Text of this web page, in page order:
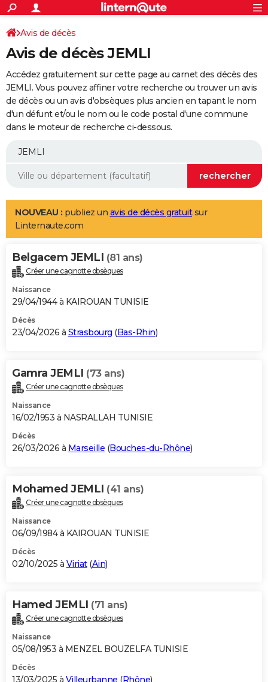
ACTUALITÉS
Politique
Société
Faits Divers
Education
Monde
Villes
+
SPORT
Coupe du monde 2026
Football
Tennis
Cyclisme
Rugby
Forum
Programme TV
TNT
Streaming
Cinéma
Sorties cinéma
Musique
+
FINANCE
Retraite
Impôts
Epargne
Immobilier
Risques naturels par ville
Banque
Assurance
Crédit
AUTO
Essais
Réserver un essai
Citadines
Berlines
SUV
Forum auto
+
Mobiles
Meilleur smartphone
Internet
Ordinateurs
Jeux vidéo
Guide high-tech
Aménagement intérieur
LIFESTYLE
Art de vivre
Bien-être
Loisirs
Mode
Modes de vie
Alimentation
Guide de la santé
Maladies
Médicaments
Sommeil
VOYAGE
Destinations
City break
Voyage nature
Voyage de noces
Forum
Climat
+PHOTO
GUIDES D'ACHAT
BONS PLANS
Carte de Noël
Carte Bonne année
Carte Saint-Valentin
Carte Pâques
Carte d'anniversaire
DICTIONNAIRE
Dictionnaire
Biographies
Citations
Expressions
Proverbes
PROGRAMME TV
S'inscrire
Se connecter
Lycées
Collèges
Primaires
Universités
Entreprises
Service militaire
Avis de recherche
AVIS DE DÉCÈS
Bricolage
Lifestyle
Culture
Sport
Auto
Television
Voyage
Cinema
Avis de décès
Avis de décès JEMLI
Accédez gratuitement sur cette page au carnet des décès des
JEMLI. Vous pouvez affiner votre recherche ou trouver un avis
de décès ou un avis d'obsèques plus ancien en tapant le nom
d'un défunt et/ou le nom ou le code postal d'une commune
dans le moteur de recherche ci-dessous.
NOUVEAU : publiez un avis de décès gratuitsur
Linternaute.com
Belgacem JEMLI (81 ans)
Créer une cagnotte obsèques
Naissance
29/04/1944 à KAIROUAN TUNISIE
Décès
23/04/2026 à Strasbourg (Bas-Rhin)
Gamra JEMLI (73 ans)
Créer une cagnotte obsèques
Naissance
16/02/1953 à NASRALLAH TUNISIE
Décès
26/03/2026 à Marseille (Bouches-du-Rhône)
Mohamed JEMLI (41 ans)
Créer une cagnotte obsèques
Naissance
06/09/1984 à KAIROUAN TUNISIE
Décès
02/10/2025 à Viriat(Ain)
Hamed JEMLI (71 ans)
Créer une cagnotte obsèques
Naissance
05/08/1953 à MENZEL BOUZELFA TUNISIE
Décès
13/03/2025 à Villeurbanne (Rhône)